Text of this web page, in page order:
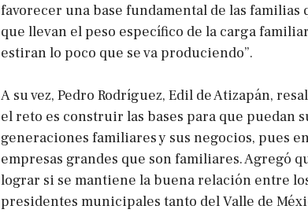
favorecer una base fundamental de las familias
que llevan el peso específico de la carga
estiran lo poco que se va produciendo”.
A su vez, Pedro Rodríguez, Edil de Atizapán,
el reto es construir las bases para que puedan
generaciones familiares y sus negocios, pues
empresas grandes que son familiares. Agregó
lograr si se mantiene la buena relación entre
presidentes municipales tanto del Valle de